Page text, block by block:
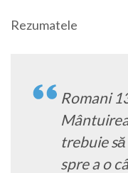
Rezumatele
Romani
trebuie
spre a o